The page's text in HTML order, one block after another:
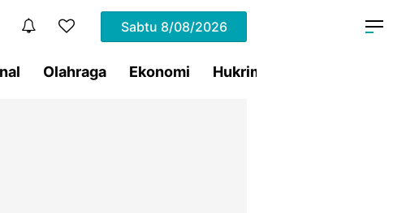
Sabtu 8/08/2026
Olahraga Ekonomi Hukrim